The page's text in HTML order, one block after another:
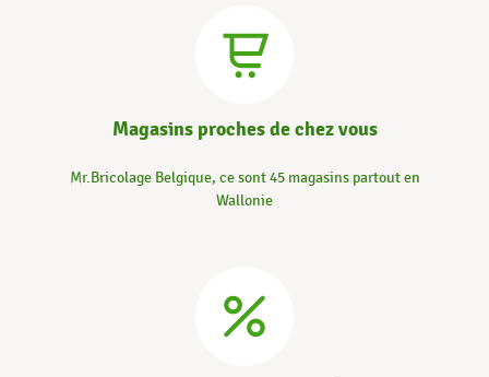
Magasins proches de chez vous
Mr.Bricolage Belgique, ce sont 45 magasins partout en
Wallonie